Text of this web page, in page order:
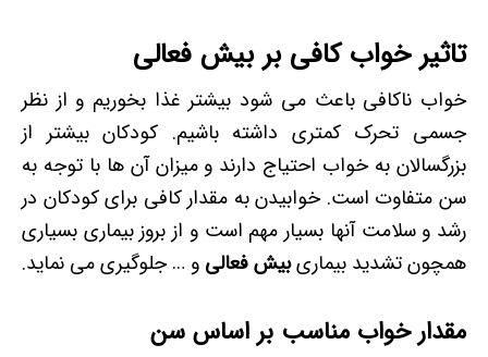
تاثیر خواب کافی بر بیش فعالی
خواب ناکافی باعث می شود بیشتر غذا بخوریم و از نظر
جسمی تحرک کمتری داشته باشیم. کودکان بیشتر از
بزرگسالان به خواب احتیاج دارند و میزان آن ها با توجه به
سن متفاوت است. خوابیدن به مقدار کافی برای کودکان در
رشد و سلامت آنها بسیار مهم است و از بروز بیماری بسیاری
همچون تشدید بیماریبیش فعالی و … جلوگیری می نماید.
مقدار خواب مناسب بر اساس سن